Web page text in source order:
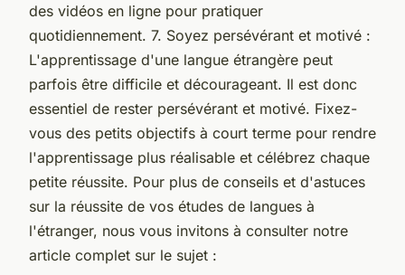
des vidéos en ligne pour pratiquer
quotidiennement. 7. Soyez persévérant et motivé :
L'apprentissage d'une langue étrangère peut
parfois être difficile et décourageant. Il est donc
essentiel de rester persévérant et motivé. Fixez-
vous des petits objectifs à court terme pour rendre
l'apprentissage plus réalisable et célébrez chaque
petite réussite. Pour plus de conseils et d'astuces
sur la réussite de vos études de langues à
l'étranger, nous vous invitons à consulter notre
article complet sur le sujet :